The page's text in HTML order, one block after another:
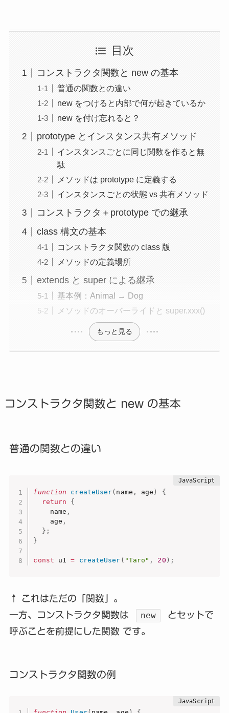
目次
コンストラクタ関数と new の基本
普通の関数との違い
new をつけると内部で何が起きているか
new を付け忘れると？
prototype とインスタンス共有メソッド
インスタンスごとに同じ関数を作ると無
駄
メソッドは prototype に定義する
インスタンスごとの状態 vs 共有メソッド
コンストラクタ＋prototype での継承
class 構文の基本
コンストラクタ関数の class 版
メソッドの定義場所
extends と super による継承
基本例：Animal → Dog
メソッドのオーバーライドと super.xxx()
もっと見る
コンストラクタ関数と new の基本
普通の関数との違い
function createUser( name , age )
{
return
{
    name
,
    age
,
} ;
}
const u1 = createUser ( "Taro" , 20 ) ;
↑ これはただの「関数」。
一方、コンストラクタ関数は
new
とセットで
呼ぶことを前提にした関数 です。
コンストラクタ関数の例